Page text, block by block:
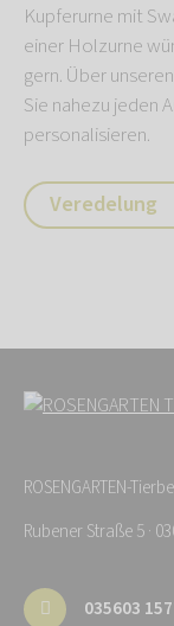
Kupferurne mit
einer Holzurne
gern. Über unseren
Sie nahezu jeden
personalisieren.
Veredelung
ROSENGARTEN-
Rubener Straße 5 ·
035603